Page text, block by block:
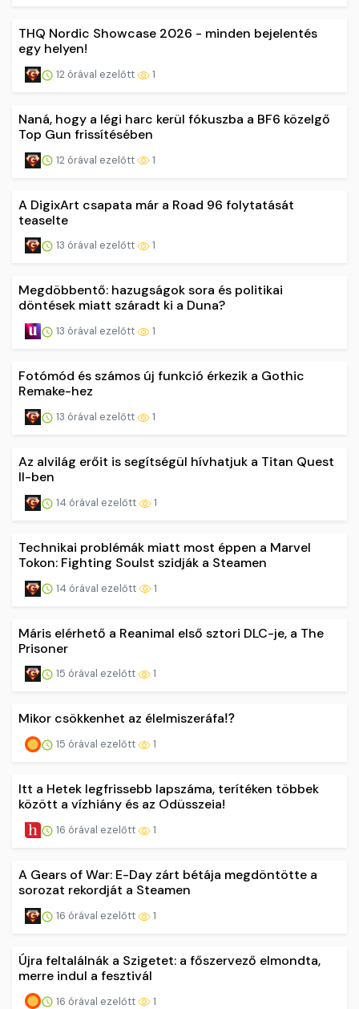
THQ Nordic Showcase 2026 - minden bejelentés
egy helyen!
12 órával ezelőtt 1
Naná, hogy a légi harc kerül fókuszba a BF6 közelgő
Top Gun frissítésében
12 órával ezelőtt 1
A DigixArt csapata már a Road 96 folytatását
teaselte
13 órával ezelőtt 1
Megdöbbentő: hazugságok sora és politikai
döntések miatt száradt ki a Duna?
13 órával ezelőtt 1
Fotómód és számos új funkció érkezik a Gothic
Remake-hez
13 órával ezelőtt 1
Az alvilág erőit is segítségül hívhatjuk a Titan Quest
II-ben
14 órával ezelőtt 1
Technikai problémák miatt most éppen a Marvel
Tokon: Fighting Soulst szidják a Steamen
14 órával ezelőtt 1
Máris elérhető a Reanimal első sztori DLC-je, a The
Prisoner
15 órával ezelőtt 1
Mikor csökkenhet az élelmiszeráfa⁉️
15 órával ezelőtt 1
Itt a Hetek legfrissebb lapszáma, terítéken többek
között a vízhiány és az Odüsszeia!
16 órával ezelőtt 1
A Gears of War: E-Day zárt bétája megdöntötte a
sorozat rekordját a Steamen
16 órával ezelőtt 1
Újra feltalálnák a Szigetet: a főszervező elmondta,
merre indul a fesztivál
16 órával ezelőtt 1